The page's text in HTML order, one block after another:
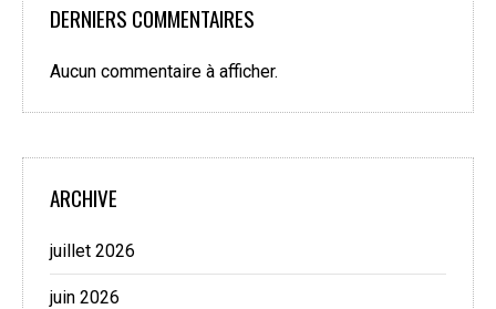
DERNIERS COMMENTAIRES
Aucun commentaire à afficher.
ARCHIVE
juillet 2026
juin 2026